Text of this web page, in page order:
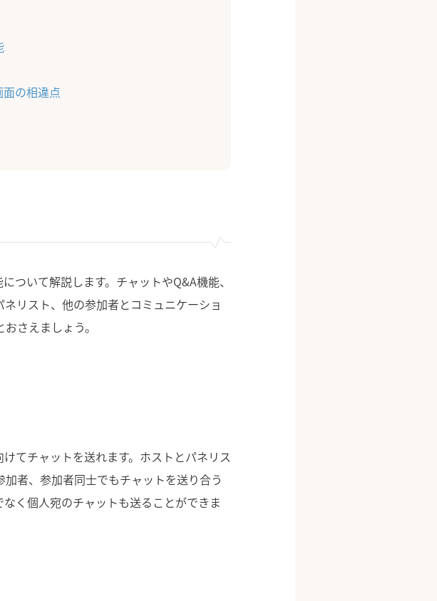
の相違点
ついて解説します。チャットやQ&A機能、
リスト、他の参加者とコミュニケーショ
さえましょう。
てチャットを送れます。ホストとパネリス
者、参加者同士でもチャットを送り合う
く個人宛のチャットも送ることができま